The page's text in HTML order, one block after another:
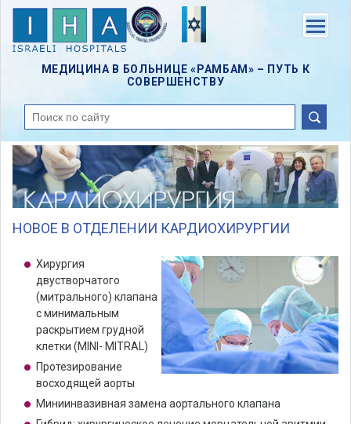
Skip
content
МЕДИЦИНА В БОЛЬНИЦЕ «РАМБАМ» – ПУТЬ К
СОВЕРШЕНСТВУ
поиск
НОВОЕ В ОТДЕЛЕНИИ КАРДИОХИРУРГИИ
Хирургия
двустворчатого
(митрального) клапана
с минимальным
раскрытием грудной
клетки (MINI- MITRAL)
Протезирование
восходящей аорты
Миниинвазивная замена аортального клапана